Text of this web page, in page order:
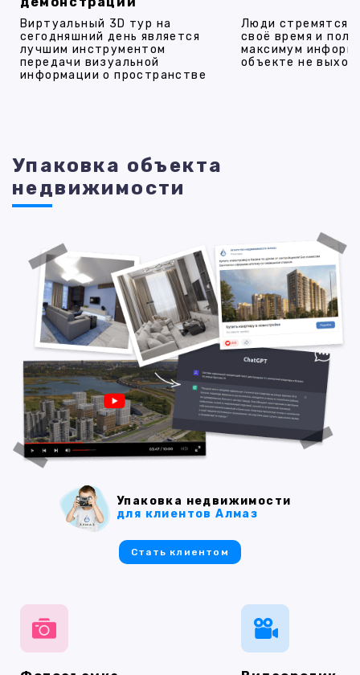
Виртуальный 3D тур на
сегодняшний день является
лучшим инструментом
передачи визуальной
информации о пространстве
Люди стремятся
своё время и
максимум
объекте не
Упаковка объекта
недвижимости
Упаковка недвижимости
для клиентов Алмаз
Стать клиентом